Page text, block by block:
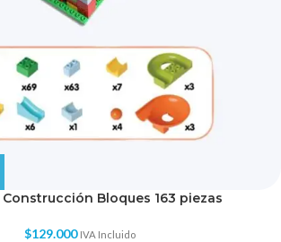
Bloques 163 piezas
$129.000 IVA Incluido